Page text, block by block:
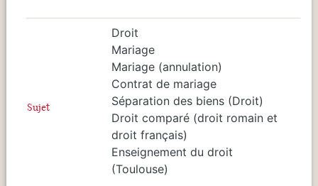
Sujet
Droit
Mariage
Mariage (annulation)
Contrat de mariage
Séparation des biens (Droit)
Droit comparé (droit romain et
droit français)
Enseignement du droit
(Toulouse)